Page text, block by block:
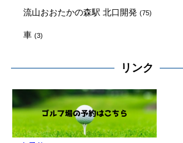
流山おおたかの森駅 北口開発 (75)
車 (3)
リンク